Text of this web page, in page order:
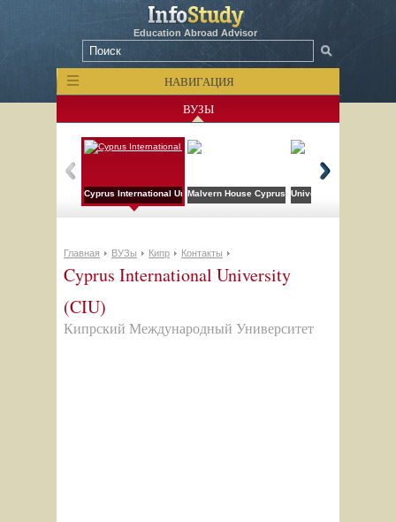
Education Abroad Advisor
НАВИГАЦИЯ
ВУЗЫ
Cyprus International University (CIU)
Malvern House Cyprus University of Nicosia
Главная ВУЗы Кипр Контакты
Cyprus International University
(CIU)
Кипрский Международный Университет